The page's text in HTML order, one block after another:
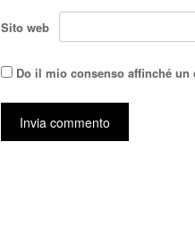
Sito web
Do il mio consenso affinché